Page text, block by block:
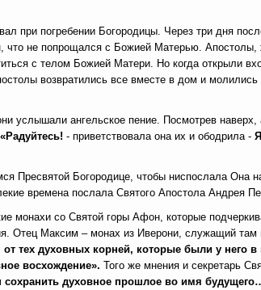
при погребении Богородицы. Через три дня
не попрощался с Божией Матерью. Апостолы,
с телом Божией Матери. Но когда открыли
возвратились все вместе в дом и
услышали ангельское пение. Посмотрев
- приветствовала она их и ободрила -
Пресвятой Богородице, чтобы ниспослала Она
времена послала Святого Апостола Андрея
монахи со Святой горы Афон, которые
Отец Максим – монах из Иверони, служащий
тех духовных корней, которые были у него
восхождение». Того же мнения и секретарь
сохранить духовное прошлое во имя